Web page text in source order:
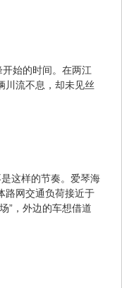
始的时间。在两江
川流不息，却未见丝
这样的节奏。爱琴海
路网交通负荷接近于
”，外边的车想借道